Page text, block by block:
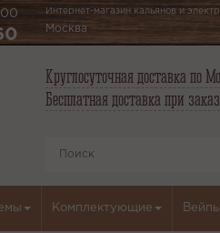
Интернет-магазин кальянов и
Москва
Круглосуточная доставка по
Бесплатная доставка при
Комплектующие Вейпы